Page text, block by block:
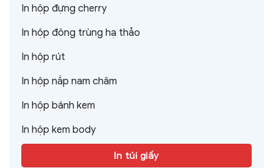
In hộp đựng cherry
In hộp đông trùng hạ thảo
In hộp rút
In hộp nắp nam châm
In hộp bánh kem
In hộp kem body
In túi giấy